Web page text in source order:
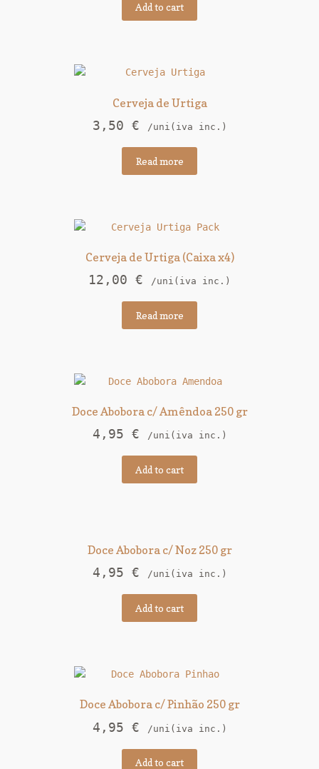
Add to cart
Cerveja de Urtiga
3,50 € /uni(iva inc.)
Read more
Cerveja de Urtiga (Caixa x4)
12,00 € /uni(iva inc.)
Read more
Doce Abobora c/ Amêndoa 250 gr
4,95 € /uni(iva inc.)
Add to cart
Doce Abobora c/ Noz 250 gr
4,95 € /uni(iva inc.)
Add to cart
Doce Abobora c/ Pinhão 250 gr
4,95 € /uni(iva inc.)
Add to cart